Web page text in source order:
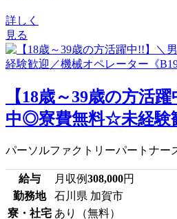
詳しく
見る
【18歳～39歳の方活
中◎寮費無料☆未経験
パーソルファクトリーパートナー
給与 月収例308,000円
勤務地
石川県 加賀市
寮・社宅 あり（無料）